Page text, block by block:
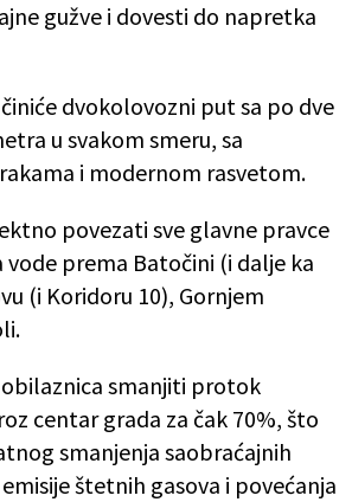
gužve i dovesti do napretka
dvokolovozni put sa po dve
u svakom smeru, sa
i modernom rasvetom.
povezati sve glavne pravce
vode prema Batočini (i dalje ka
(i Koridoru 10), Gornjem
obilaznica smanjiti protok
centar grada za čak 70%, što
smanjenja saobraćajnih
štetnih gasova i povećanja